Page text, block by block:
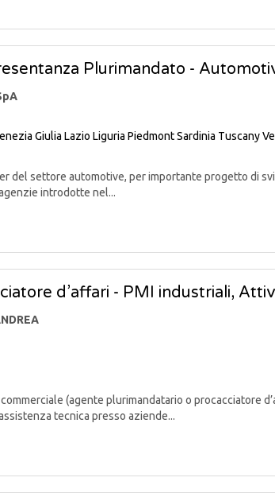
Plurimandato -
Giulia Lazio Liguria PiedmontSardinia Tuscany
del settore automotive, per importante progetto di
introdotte nel...
d’affari - PMI industriali,
(agente plurimandatario o procacciatore
tecnica presso aziende...